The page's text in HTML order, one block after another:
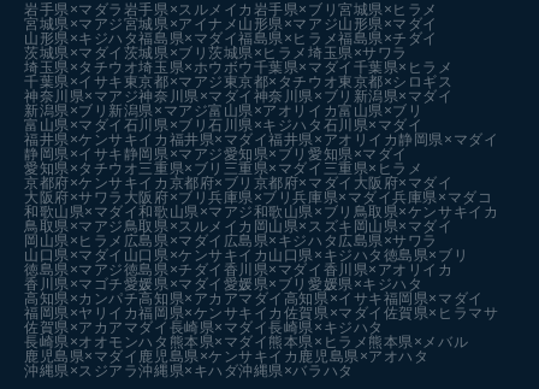
岩手県×マダラ 岩手県×スルメイカ 岩手県×ブリ宮城県×ヒラメ
宮城県×マアジ宮城県×アイナメ 山形県×マアジ山形県×マダイ
山形県×キジハタ福島県×マダイ福島県×ヒラメ福島県×チダイ
茨城県×マダイ 茨城県×ブリ茨城県×ヒラメ埼玉県×サワラ
埼玉県×タチウオ埼玉県×ホウボウ 千葉県×マダイ 千葉県×ヒラメ
千葉県×イサキ 東京都×マアジ 東京都×タチウオ東京都×シロギス
神奈川県×マアジ神奈川県×マダイ 神奈川県×ブリ 新潟県×マダイ
新潟県×ブリ 新潟県×マアジ富山県×アオリイカ富山県×ブリ
富山県×マダイ 石川県×ブリ石川県×キジハタ 石川県×マダイ
福井県×ケンサキイカ 福井県×マダイ福井県×アオリイカ 静岡県×マダイ
静岡県×イサキ 静岡県×マアジ愛知県×ブリ愛知県×マダイ
愛知県×タチウオ三重県×ブリ 三重県×マダイ 三重県×ヒラメ
京都府×ケンサキイカ 京都府×ブリ 京都府×マダイ 大阪府×マダイ
大阪府×サワラ 大阪府×ブリ兵庫県×ブリ兵庫県×マダイ兵庫県×マダコ
和歌山県×マダイ和歌山県×マアジ和歌山県×ブリ 鳥取県×ケンサキイカ
鳥取県×マアジ鳥取県×スルメイカ 岡山県×スズキ 岡山県×マダイ
岡山県×ヒラメ 広島県×マダイ 広島県×キジハタ 広島県×サワラ
山口県×マダイ 山口県×ケンサキイカ 山口県×キジハタ 徳島県×ブリ
徳島県×マアジ徳島県×チダイ 香川県×マダイ 香川県×アオリイカ
香川県×マゴチ愛媛県×マダイ 愛媛県×ブリ愛媛県×キジハタ
高知県×カンパチ高知県×アカアマダイ 高知県×イサキ福岡県×マダイ
福岡県×ヤリイカ福岡県×ケンサキイカ 佐賀県×マダイ 佐賀県×ヒラマサ
佐賀県×アカアマダイ 長崎県×マダイ長崎県×キジハタ
長崎県×オオモンハタ 熊本県×マダイ 熊本県×ヒラメ 熊本県×メバル
鹿児島県×マダイ 鹿児島県×ケンサキイカ 鹿児島県×アオハタ
沖縄県×スジアラ沖縄県×キハダ沖縄県×バラハタ